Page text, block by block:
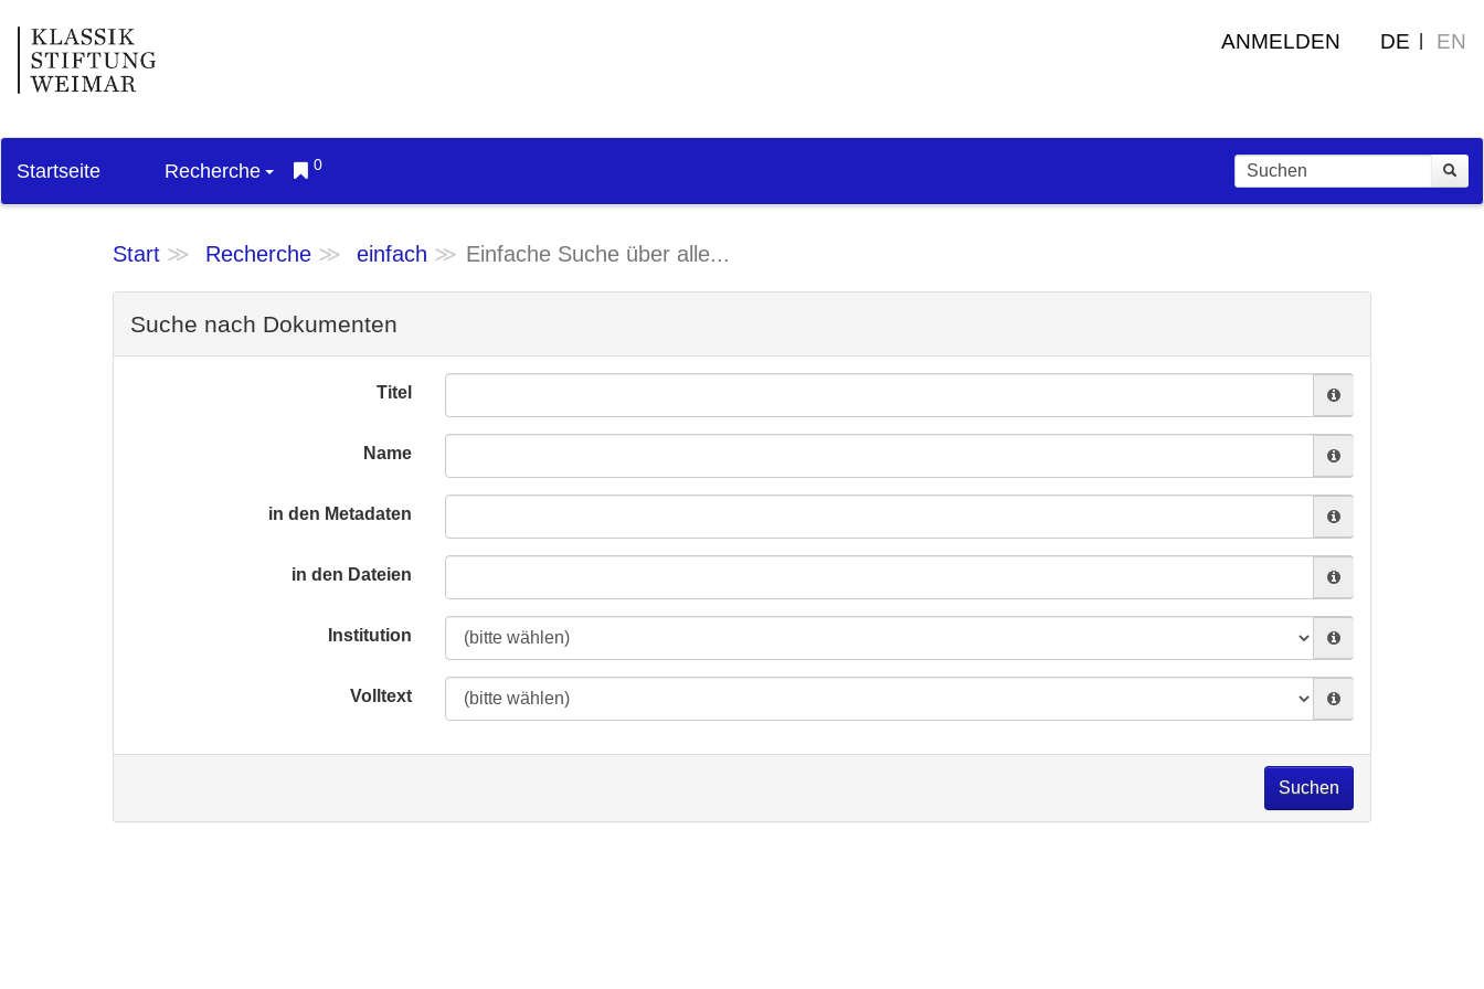
ANMELDEN DE EN
Startseite Recherche 0
Start Recherche einfach Einfache Suche über alle...
Suche nach Dokumenten
Titel
Name
in den Metadaten
in den Dateien
Institution
Volltext
Suchen